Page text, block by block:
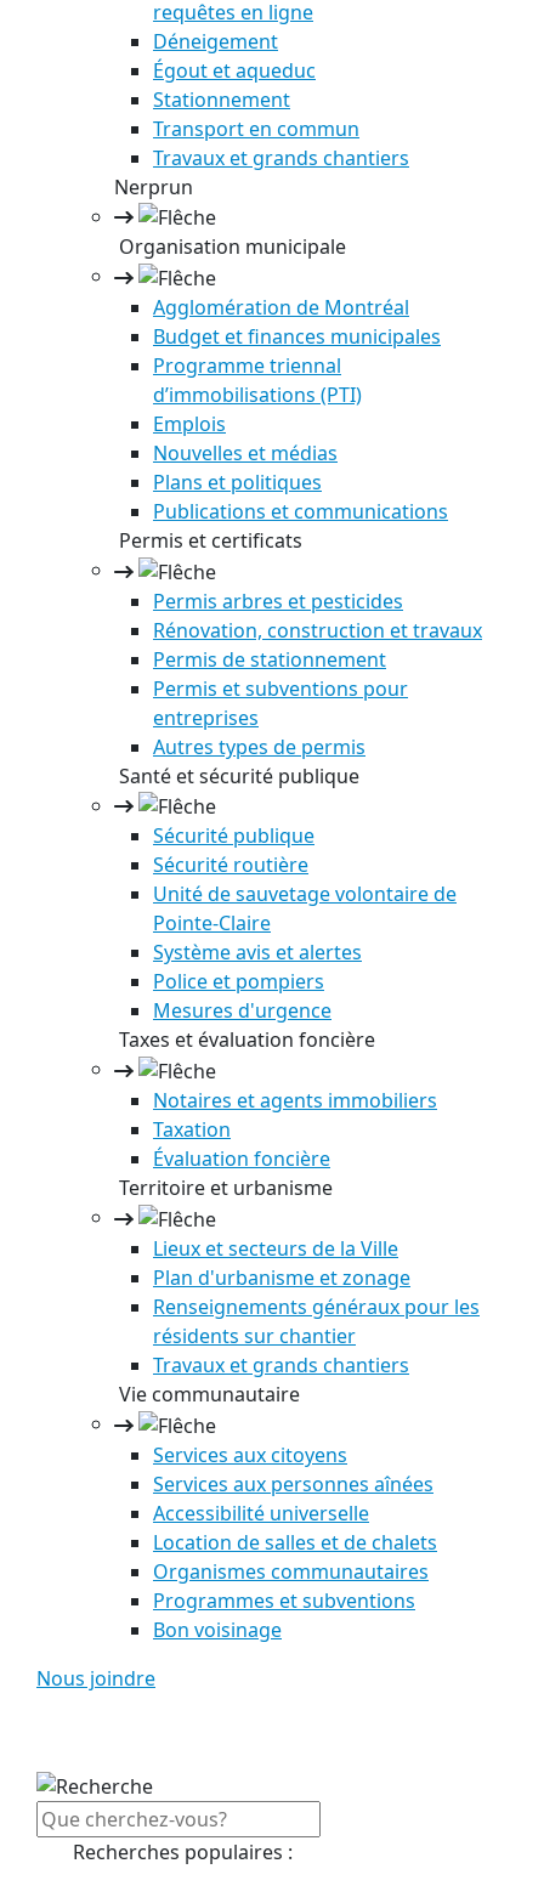
requêtes en ligne
Déneigement
Égout et aqueduc
Stationnement
Transport en commun
Travaux et grands chantiers
Nerprun
Organisation municipale
Agglomération de Montréal
Budget et finances municipales
Programme triennal
d’immobilisations (PTI)
Emplois
Nouvelles et médias
Plans et politiques
Publications et communications
Permis et certificats
Permis arbres et pesticides
Rénovation, construction et travaux
Permis de stationnement
Permis et subventions pour
entreprises
Autres types de permis
Santé et sécurité publique
Sécurité publique
Sécurité routière
Unité de sauvetage volontaire de
Pointe-Claire
Système avis et alertes
Police et pompiers
Mesures d'urgence
Taxes et évaluation foncière
Notaires et agents immobiliers
Taxation
Évaluation foncière
Territoire et urbanisme
Lieux et secteurs de la Ville
Plan d'urbanisme et zonage
Renseignements généraux pour les
résidents sur chantier
Travaux et grands chantiers
Vie communautaire
Services aux citoyens
Services aux personnes aînées
Accessibilité universelle
Location de salles et de chalets
Organismes communautaires
Programmes et subventions
Bon voisinage
Nous joindre
Recherches populaires :